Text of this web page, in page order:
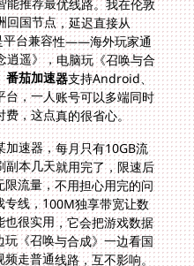
番茄加速器支持Android、
iOS、Windows、mac四个平台，一人账号可以多端同时
，这点真的很省心。
速器，每月只有10GB流
本几天就用完了，限速后
限流量，不用担心用完的问
它有精选的回国游戏专线，100M独享带宽让数
稳定。智能分流功能也很实用，它会把游戏数据
量分开，比如你一边玩《召唤与合成》一边看国
游戏流量走专线，视频走普通线路，互不影响。
也不能忽视，海外玩国服游戏，账号信息很重